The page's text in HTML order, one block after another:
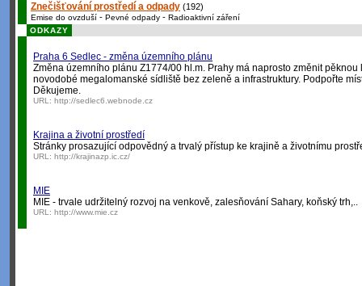
Znečišťování prostředí a odpady (192)
Emise do ovzduší - Pevné odpady - Radioaktivní záření
ODKAZY
Praha 6 Sedlec - změna územního plánu
Změna územního plánu Z1774/00 hl.m. Prahy má naprosto změnit
novodobé megalomanské sídliště bez zeleně a infrastruktury. Podpořte
Děkujeme.
URL: http://sedlec6.webnode.cz
Krajina a životní prostředí
Stránky prosazující odpovědný a trvalý přístup ke krajině a životnímu
URL: http://krajinazp.ic.cz/
MIE
MIE - trvale udržitelný rozvoj na venkově, zalesňování Sahary, koňský trh,..
URL: http://www.mie.cz